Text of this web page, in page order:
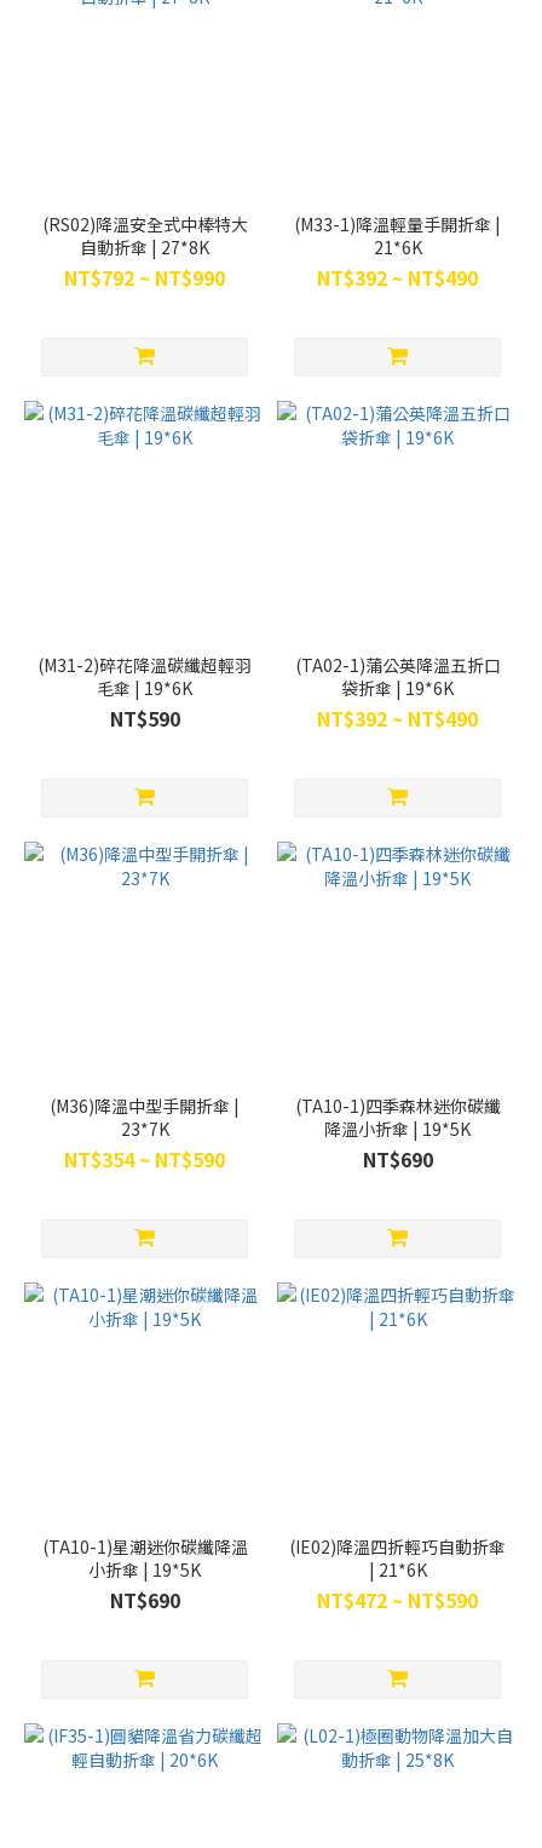
(RS02)降溫安全式中棒特大
自動折傘 | 27*8K
NT$792 ~ NT$990
(M33-1)降溫輕量手開折傘 |
21*6K
NT$392 ~ NT$490
(M31-2)碎花降溫碳纖超輕羽
毛傘 | 19*6K
NT$590
(TA02-1)蒲公英降溫五折口
袋折傘 | 19*6K
NT$392 ~ NT$490
(M36)降溫中型手開折傘 |
23*7K
NT$354 ~ NT$590
(TA10-1)四季森林迷你碳纖
降溫小折傘 | 19*5K
NT$690
(TA10-1)星潮迷你碳纖降溫
小折傘 | 19*5K
NT$690
(IE02)降溫四折輕巧自動折傘
| 21*6K
NT$472 ~ NT$590